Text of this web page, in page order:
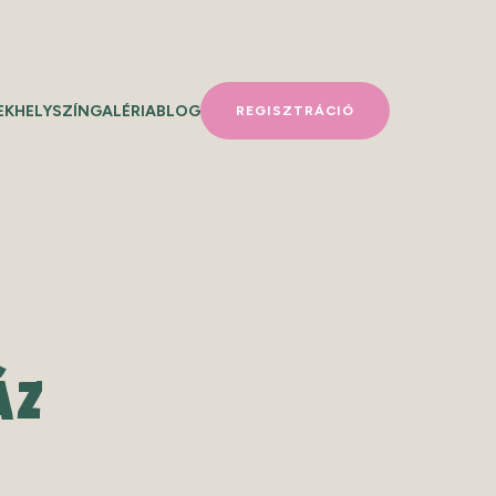
HELYSZÍNGALÉRIABLOG REGISZTRÁCIÓ